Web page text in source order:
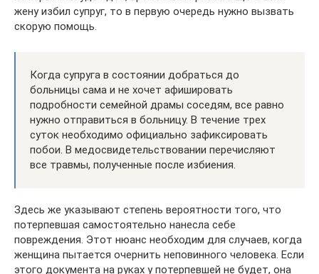
жену избил супруг, то в первую очередь нужно вызвать
скорую помощь.
Когда супруга в состоянии добраться до
больницы сама и не хочет афишировать
подробности семейной драмы соседям, все равно
нужно отправиться в больницу. В течение трех
суток необходимо официально зафиксировать
побои. В медосвидетельствовании перечисляют
все травмы, полученные после избиения.
Здесь же указывают степень вероятности того, что
потерпевшая самостоятельно нанесла себе
повреждения. Этот нюанс необходим для случаев, когда
женщина пытается очернить неповинного человека. Если
этого документа на руках у потерпевшей не будет, она